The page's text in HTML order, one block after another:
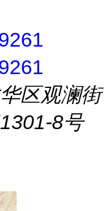
区观澜街
8号